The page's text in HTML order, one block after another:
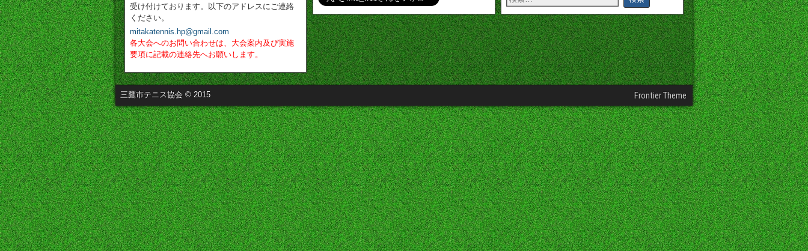
受け付けております。以下のアドレスにご連絡
ください。
mitakatennis.hp@gmail.com
各大会へのお問い合わせは、大会案内及び実施
要項に記載の連絡先へお願いします。
三鷹市テニス協会 © 2015 Frontier Theme